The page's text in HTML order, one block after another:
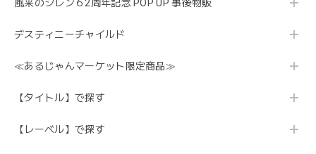
風来のシレン６2周年記念 POP UP 事後物販
デスティニーチャイルド
≪あるじゃんマーケット限定商品≫
【タイトル】で探す
【レーベル】で探す